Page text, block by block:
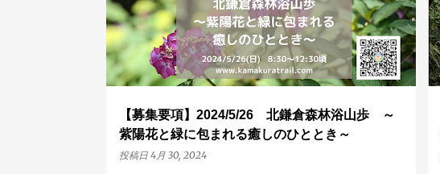
【募集要項】2024/5/26 北鎌倉森林浴山歩 ～
紫陽花と緑に包まれる癒しのひととき～
投稿日 4月 30, 2024